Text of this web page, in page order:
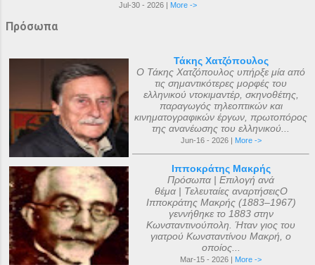
Jul-30 - 2026 | More ->
Πρόσωπα
Τάκης Χατζόπουλος
Ο Τάκης Χατζόπουλος υπήρξε μία από
τις σημαντικότερες μορφές του
ελληνικού ντοκιμαντέρ, σκηνοθέτης,
παραγωγός τηλεοπτικών και
κινηματογραφικών έργων, πρωτοπόρος
της ανανέωσης του ελληνικού...
Jun-16 - 2026 | More ->
Ιπποκράτης Μακρής
Πρόσωπα | Επιλογή ανά
θέμα | Τελευταίες αναρτήσειςΟ
Ιπποκράτης Μακρής (1883–1967)
γεννήθηκε το 1883 στην
Κωνσταντινούπολη. Ήταν γιος του
γιατρού Κωνσταντίνου Μακρή, ο
οποίος...
Mar-15 - 2026 | More ->